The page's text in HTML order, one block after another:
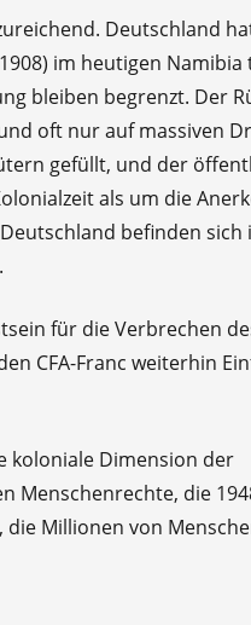
Deutschland
im heutigen Namibia
bleiben begrenzt. Der
oft nur auf massiven
gefüllt, und der
als um die
befinden sich
für die Verbrechen
CFA-Franc weiterhin
koloniale Dimension der
Menschenrechte, die
Millionen von